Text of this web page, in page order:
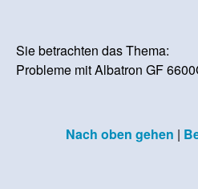
Sie betrachten das Thema:
Probleme mit Albatron GF
Nach oben gehen |